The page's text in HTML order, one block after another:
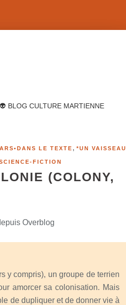
👽 BLOG CULTURE MARTIENNE
LE TEXTE , *UN VAISSEAU
FICTION
(COLONY,
Overblog
y compris), un groupe de terrien
amorcer sa colonisation. Mais
de dupliquer et de donner vie à